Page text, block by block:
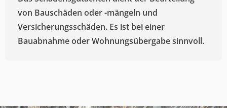
von Bauschäden oder -mängeln und
Versicherungsschäden. Es ist bei einer
Bauabnahme oder Wohnungsübergabe sinnvoll.